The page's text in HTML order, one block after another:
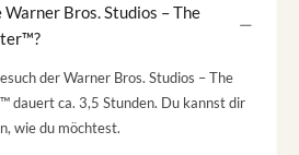
Bros. Studios – The
der Warner Bros. Studios – The
dauert ca. 3,5 Stunden. Du kannst dir
wie du möchtest.